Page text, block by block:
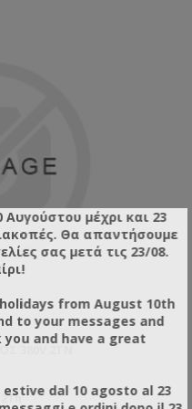
380V 2TN
Αυγούστου μέχρι και 23
Θα απαντήσουμε
σας μετά τις 23/08.
from August 10th
to your messages and
and have a great
estive dal 10 agosto al 23